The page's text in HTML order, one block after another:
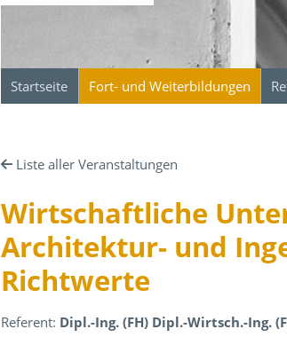
Startseite Fort- und Weiterbildungen
Liste aller Veranstaltungen
Wirtschaftliche
Architektur- und
Richtwerte
Referent: Dipl.-Ing. (FH) Dipl.-Wirtsch.-Ing.